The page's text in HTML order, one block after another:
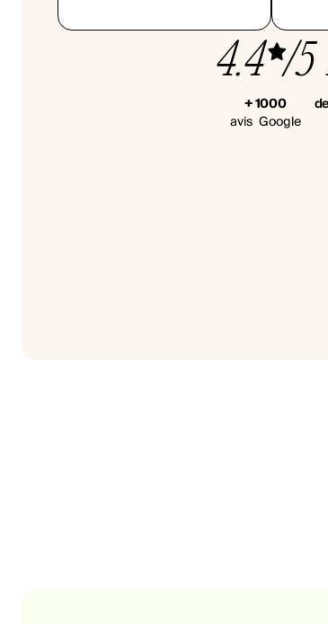
4.4 /5
+ 1000
avis Google